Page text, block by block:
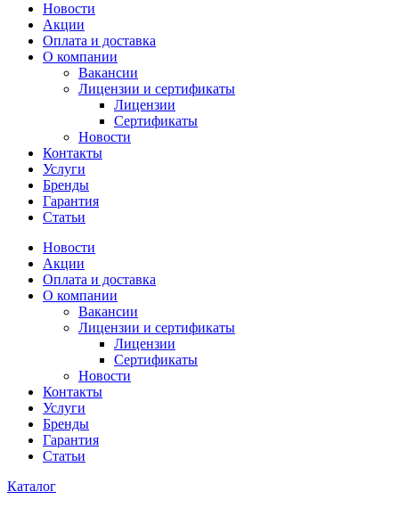
Новости
Акции
Оплата и доставка
О компании
Вакансии
Лицензии и сертификаты
Лицензии
Сертификаты
Новости
Контакты
Услуги
Бренды
Гарантия
Статьи
Новости
Акции
Оплата и доставка
О компании
Вакансии
Лицензии и сертификаты
Лицензии
Сертификаты
Новости
Контакты
Услуги
Бренды
Гарантия
Статьи
Каталог